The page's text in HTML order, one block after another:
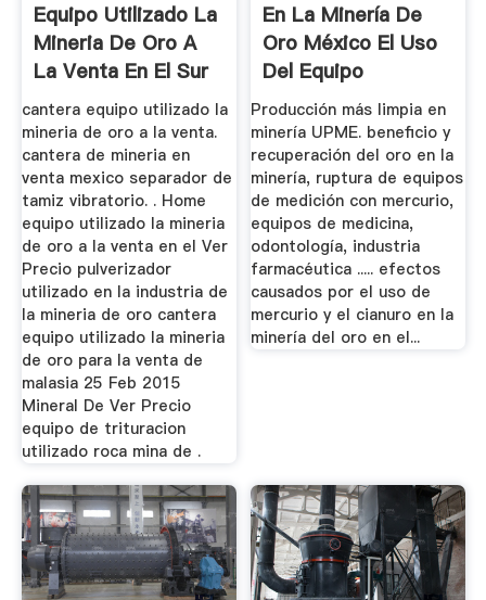
Equipo Utilizado La
Mineria De Oro A
La Venta En El Sur
De ...
cantera equipo utilizado la
mineria de oro a la venta.
cantera de mineria en
venta mexico separador de
tamiz vibratorio. . Home
equipo utilizado la mineria
de oro a la venta en el Ver
Precio pulverizador
utilizado en la industria de
la mineria de oro cantera
equipo utilizado la mineria
de oro para la venta de
malasia 25 Feb 2015
Mineral De Ver Precio
equipo de trituracion
utilizado roca mina de .
En La Minería De
Oro México El Uso
Del Equipo
Producción más limpia en
minería UPME. beneficio y
recuperación del oro en la
minería, ruptura de equipos
de medición con mercurio,
equipos de medicina,
odontología, industria
farmacéutica ..... efectos
causados por el uso de
mercurio y el cianuro en la
minería del oro en el...